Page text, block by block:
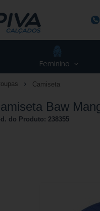
Feminino
Camiseta
Baw
do Produto: 238355